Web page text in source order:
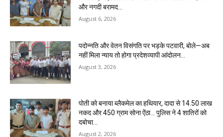
और नगदी बरामद…
August 6, 2026
पदोन्नति और वेतन विसंगति पर भड़के पटवारी, बोले—अब
नहीं मिला न्याय तो होगा प्रदेशव्यापी आंदोलन…
August 3, 2026
पोती को बनाया ब्लैकमेल का हथियार, दादा से 14.50 लाख
नकद और 450 ग्राम सोना ऐंठा… पुलिस ने 4 शातिरों को
दबोचा…
August 2, 2026